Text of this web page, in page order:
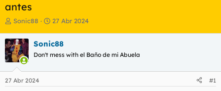
antes
I
i
c
i
a
d
o
Sonic88
F
h
a
e
27 Abr 2024
Sonic88
Don't mess with el Baño de mi Abuela
27 Abr 2024 #1